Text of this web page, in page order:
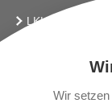
Wir
LKH Bludenz